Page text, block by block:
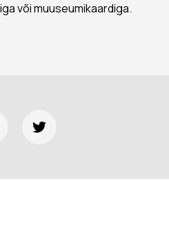
või muuseumikaardiga.